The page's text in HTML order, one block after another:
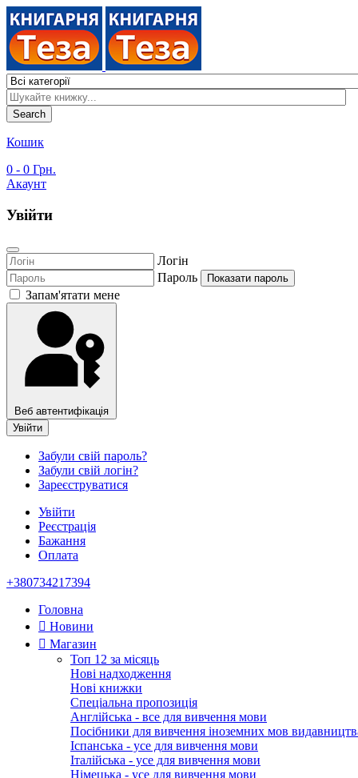
Search
Кошик
0 - 0 Грн.
Акаунт
Увійти
Логін
Пароль
Показати пароль
Запам'ятати мене
Веб автентифікація
Увійти
Забули свій пароль?
Забули свій логін?
Зареєструватися
Увійти
Реєстрація
Бажання
Оплата
+380734217394
Головна
Новини
Магазин
Топ 12 за місяць
Нові надходження
Нові книжки
Спеціальна пропозиція
Англійська - все для вивчення мови
Посібники для вивчення іноземних мов
Іспанська - усе для вивчення мови
Італійська - усе для вивчення мови
Німецька - усе для вивчення мови